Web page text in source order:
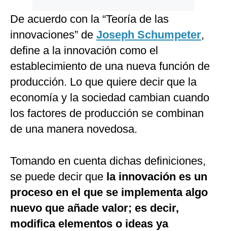
De acuerdo con la “Teoría de las
innovaciones” de Joseph Schumpeter,
define a la innovación como el
establecimiento de una nueva función de
producción. Lo que quiere decir que la
economía y la sociedad cambian cuando
los factores de producción se combinan
de una manera novedosa.
Tomando en cuenta dichas definiciones,
se puede decir que la innovación es un
proceso en el que se implementa algo
nuevo que añade valor; es decir,
modifica elementos o ideas ya